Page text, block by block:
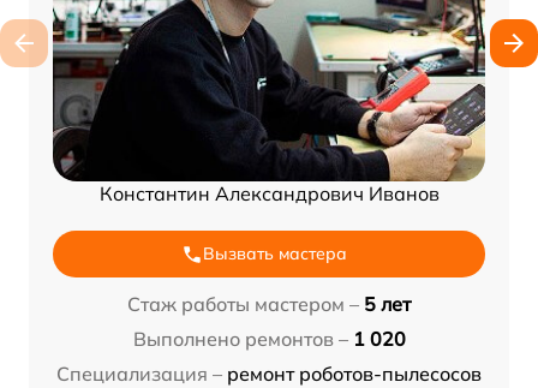
Константин Александрович Иванов
Вызвать мастера
Стаж работы мастером – 5 лет
Выполнено ремонтов – 1 020
Специализация – ремонт роботов-пылесосов